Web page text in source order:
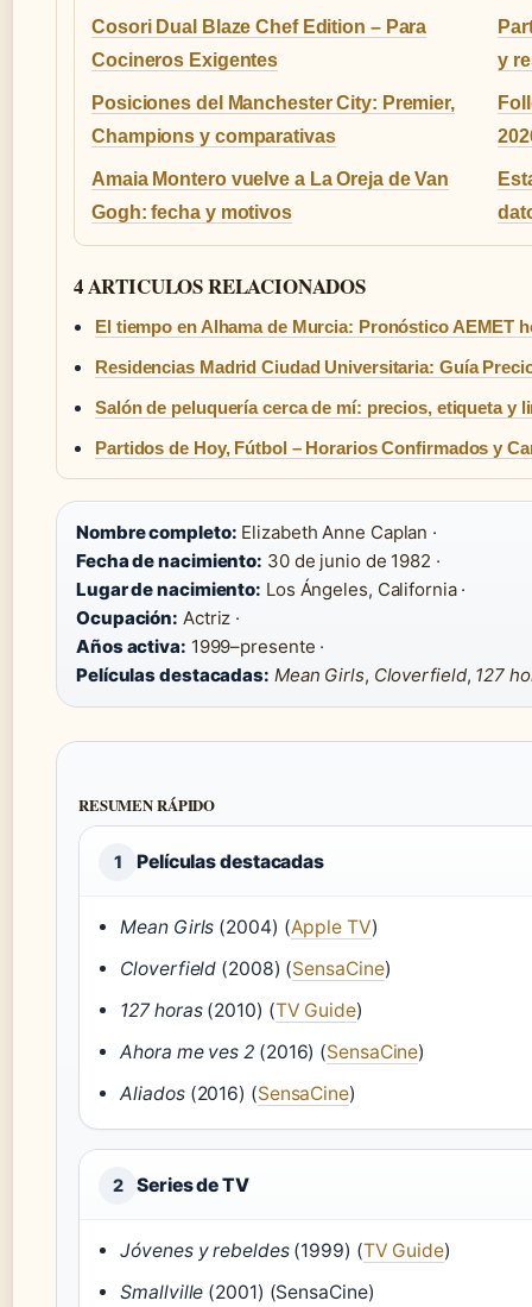
Cosori Dual Blaze Chef Edition – Para
Cocineros Exigentes
y
Posiciones del Manchester City: Premier,
Champions y comparativas
Amaia Montero vuelve a La Oreja de Van
Gogh: fecha y motivos
4 ARTICULOS RELACIONADOS
El tiempo en Alhama de Murcia: Pronóstico AEMET
Residencias Madrid Ciudad Universitaria: Guía
Salón de peluquería cerca de mí: precios, etiqueta y
Partidos de Hoy, Fútbol – Horarios Confirmados y
Nombre completo: Elizabeth Anne Caplan ·
Fecha de nacimiento: 30 de junio de 1982 ·
Lugar de nacimiento: Los Ángeles, California ·
Ocupación: Actriz ·
Años activa: 1999–presente ·
Películas destacadas: Mean Girls, Cloverfield, 127
RESUMEN RÁPIDO
1 Películas destacadas
Mean Girls (2004) (Apple TV)
Cloverfield (2008) (SensaCine)
127 horas(2010) (TV Guide)
Ahora me ves 2 (2016) (SensaCine)
Aliados(2016) (SensaCine)
2 Series de TV
Jóvenes y rebeldes(1999) (TV Guide)
Smallville (2001) (SensaCine)